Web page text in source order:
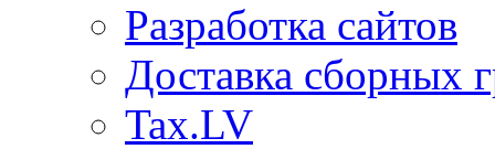
Разработка сайтов
Доставка сборных
Tax.LV